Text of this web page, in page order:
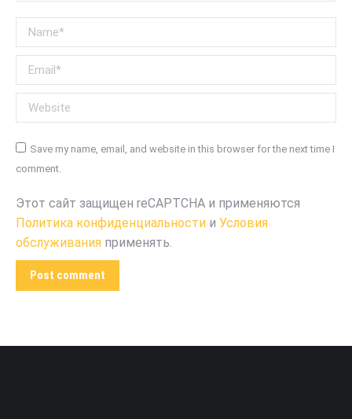
Name *
Email *
Website
Save my name, email, and website in this browser for the next time I
comment.
Этот сайт защищен reCAPTCHA и применяются
Политика конфиденциальности и Условия
обслуживания применять.
Post comment